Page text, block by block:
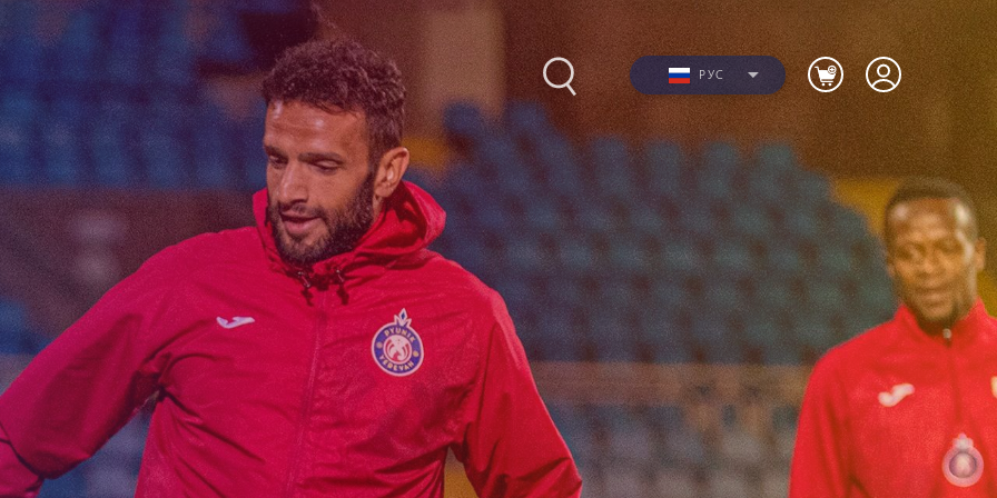
Матчи
Турнирная
Таблица
Структура
академии
Пюник 2009
Пюник 2010
Пюник 2011-1
Пюник 2011-2
Пюник 2012-1
Приём в
академию
детей
2017 -
2021
годов
рождения
Фото
Видео
РУС